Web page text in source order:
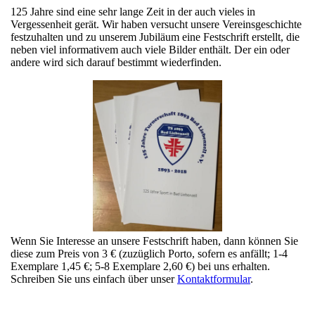
125 Jahre sind eine sehr lange Zeit in der auch vieles in
Vergessenheit gerät. Wir haben versucht unsere Vereinsgeschichte
festzuhalten und zu unserem Jubiläum eine Festschrift erstellt, die
neben viel informativem auch viele Bilder enthält. Der ein oder
andere wird sich darauf bestimmt wiederfinden.
Wenn Sie Interesse an unsere Festschrift haben, dann können Sie
diese zum Preis von 3 € (zuzüglich Porto, sofern es anfällt; 1-4
Exemplare 1,45 €; 5-8 Exemplare 2,60 €) bei uns erhalten.
Schreiben Sie uns einfach über unserKontaktformular.